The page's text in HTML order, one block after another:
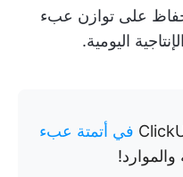
على توازن عبء
اليومية.
في أتمتة عبء